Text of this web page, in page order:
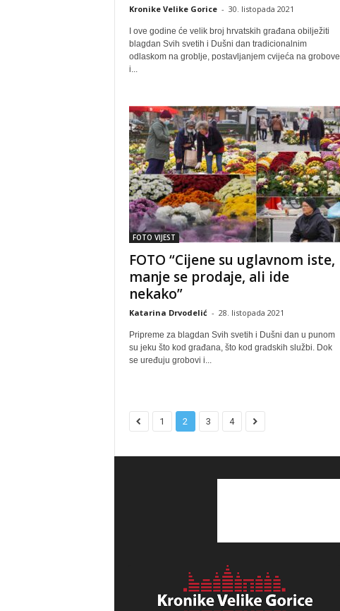
Kronike Velike Gorice - 30. listopada 2021
I ove godine će velik broj hrvatskih građana obilježiti
blagdan Svih svetih i Dušni dan tradicionalnim
odlaskom na groblje, postavljanjem cvijeća na grobove
i...
FOTO VIJEST
FOTO “Cijene su uglavnom iste,
manje se prodaje, ali ide
nekako”
Katarina Drvodelić - 28. listopada 2021
Pripreme za blagdan Svih svetih i Dušni dan u punom
su jeku što kod građana, što kod gradskih službi. Dok
se uređuju grobovi i...
1 2 3 4